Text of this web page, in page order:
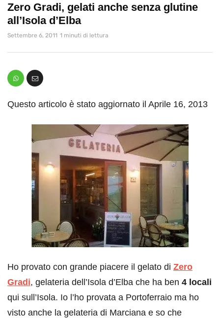
Zero Gradi, gelati anche senza glutine
all’Isola d’Elba
Settembre 6, 2011 1 minuti di lettura
Questo articolo è stato aggiornato il Aprile 16, 2013
Ho provato con grande piacere il gelato di Zero
Gradi, gelateria dell’Isola d’Elba che ha ben 4 locali
qui sull’Isola. Io l’ho provata a Portoferraio ma ho
visto anche la gelateria di Marciana e so che